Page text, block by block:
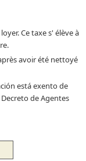
Ce taxe s' élève à
avoir été nettoyé
está exento de
de Agentes